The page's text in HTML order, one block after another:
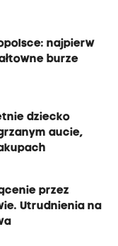
najpierw
burze
dziecko
aucie,
przez
Utrudnienia na